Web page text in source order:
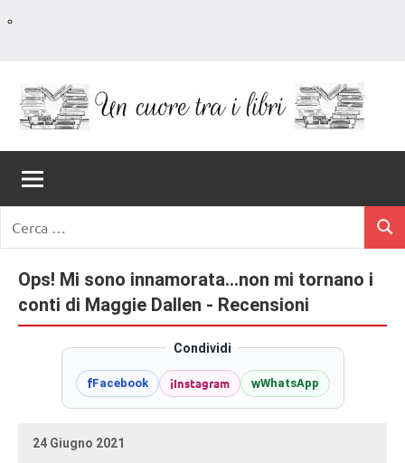
contenuto
Un
Cuore
Tra
I
Libri
romanzi
romance
e
non
solo.
Recensioni,
delle
per:
Ops! Mi sono innamorata…non mi tornano i
conti di Maggie Dallen - Recensioni
Condividi
fFacebook iInstagram wWhatsApp
24 Giugno 2021
uctil_user
Nessun